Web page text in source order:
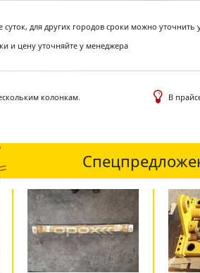
для других городов сроки можно уточнить
и цену уточняйте у менеджера
колонкам. В